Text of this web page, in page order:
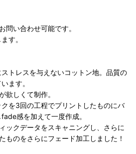
問い合わせ可能です。
す。
トレスを与えないコットン地。品質の
ます。
欲しくて制作。
を3回の工程でプリントしたものにバ
感を加えて一度作成。
ックデータをスキャニングし、さらに
ものをさらにフェード加工しました！